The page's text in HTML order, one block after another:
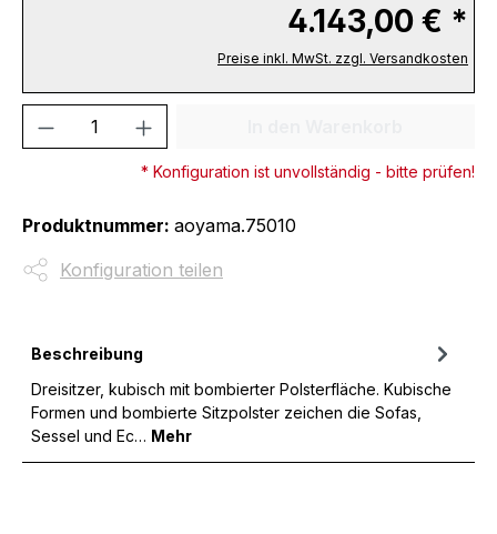
4.143,00 € *
Preise inkl. MwSt. zzgl. Versandkosten
Produkt Anzahl: Gib den
* Konfiguration ist unvollständig - bitte prüfen!
Produktnummer: aoyama.75010
Konfiguration teilen
Beschreibung
Dreisitzer, kubisch mit bombierter Polsterfläche. Kubische
Formen und bombierte Sitzpolster zeichen die Sofas,
Sessel und Ec… Mehr